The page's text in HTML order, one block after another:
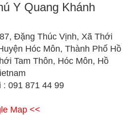
Y Quang Khánh
Đặng Thúc Vịnh, Xã Thới
Hóc Môn, Thành Phố Hồ
Tam Thôn, Hóc Môn, Hồ
: 091 871 44 99
Map <<